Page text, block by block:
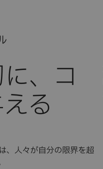
、コ
る
、人々が自分の限界を超